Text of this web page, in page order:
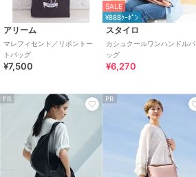
アリーム
マレフィセント／リボントー
トバッグ
¥7,500
SALE
¥888ｸｰﾎﾟﾝ
スタイロ
カシュクールワンハンドルバ
ッグ
¥6,270
PR PR